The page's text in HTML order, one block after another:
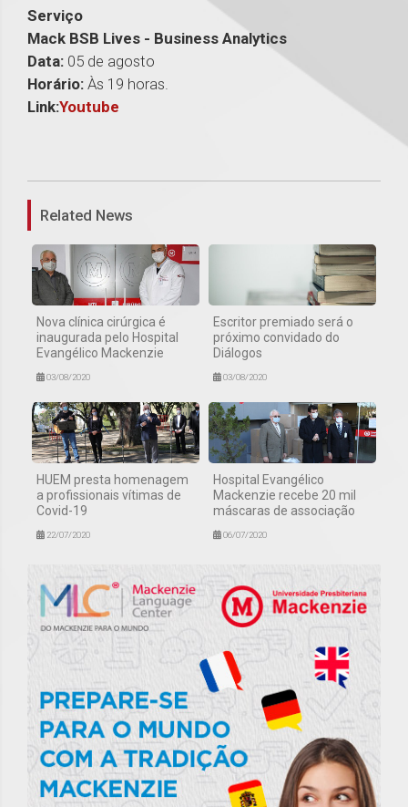
Serviço
Mack BSB Lives - Business Analytics
Data: 05 de agosto
Horário: Às 19 horas.
Link:Youtube
Related News
Nova clínica cirúrgica é
inaugurada pelo Hospital
Evangélico Mackenzie
03/08/2020
Escritor premiado será o
próximo convidado do
Diálogos
03/08/2020
HUEM presta homenagem
a profissionais vítimas de
Covid-19
22/07/2020
Hospital Evangélico
Mackenzie recebe 20 mil
máscaras de associação
06/07/2020